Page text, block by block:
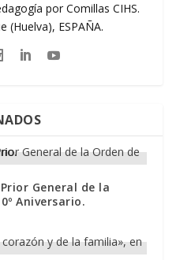
por Comillas CIHS.
(Huelva), ESPAÑA.
General de la
Aniversario.